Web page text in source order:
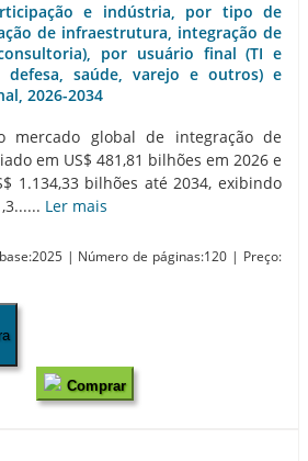
e indústria, por tipo de
de infraestrutura, integração de
por usuário final (TI e
defesa, saúde, varejo e outros) e
2026-2034
mercado global de integração de
em US$ 481,81 bilhões em 2026 e
1.134,33 bilhões até 2034, exibindo
Ler mais
| Número de páginas:120 | Preço:
Comprar